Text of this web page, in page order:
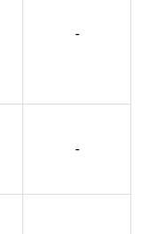
-
-